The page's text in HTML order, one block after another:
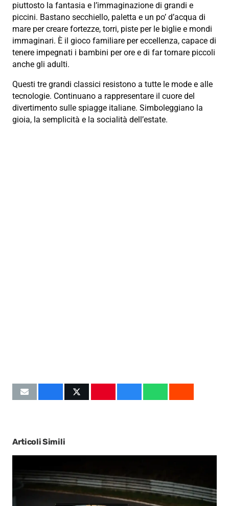
piuttosto la fantasia e l’immaginazione di grandi e
piccini. Bastano secchiello, paletta e un po’ d’acqua di
mare per creare fortezze, torri, piste per le biglie e mondi
immaginari. È il gioco familiare per eccellenza, capace di
tenere impegnati i bambini per ore e di far tornare piccoli
anche gli adulti.
Questi tre grandi classici resistono a tutte le mode e alle
tecnologie. Continuano a rappresentare il cuore del
divertimento sulle spiagge italiane. Simboleggiano la
gioia, la semplicità e la socialità dell’estate.
Articoli Simili